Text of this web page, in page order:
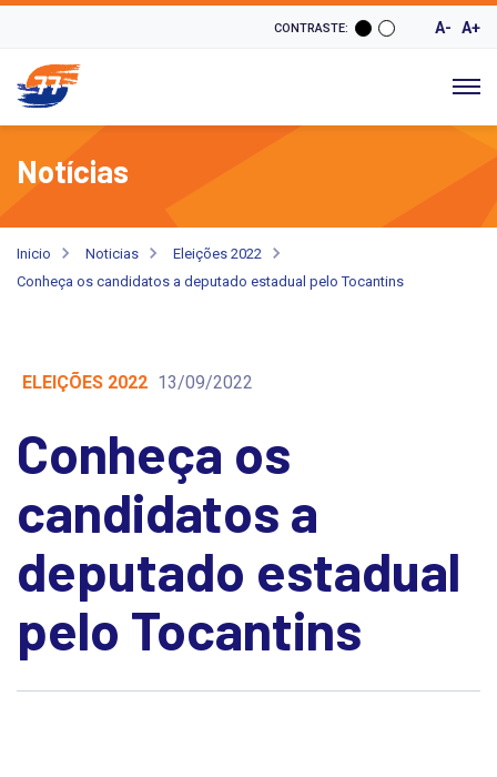
CONTRASTE: A- A+
Notícias
Inicio Noticias
Eleições 2022
Conheça os candidatos a deputado estadual pelo Tocantins
ELEIÇÕES 2022 13/09/2022
Conheça os
candidatos a
deputado estadual
pelo Tocantins